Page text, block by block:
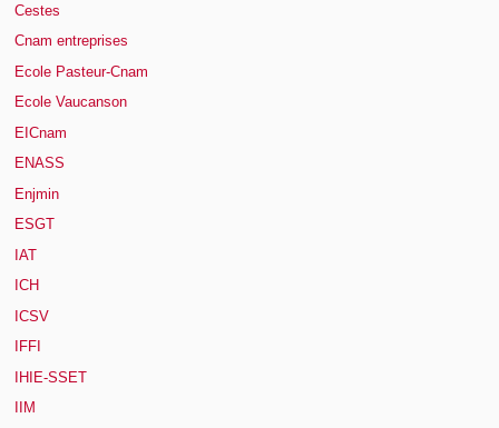
Cestes
Cnam entreprises
Ecole Pasteur-Cnam
Ecole Vaucanson
EICnam
ENASS
Enjmin
ESGT
IAT
ICH
ICSV
IFFI
IHIE-SSET
IIM